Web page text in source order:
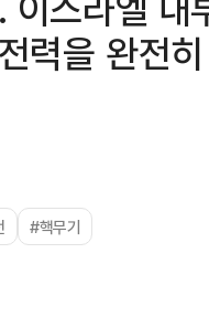
력을 완전
#핵무기